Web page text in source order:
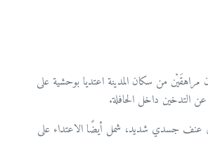
عنف خطيرة داخل حافلة خط 353، حيث يُشتبه بأن مراهقَيْن من سكان المدينة اعتديا بوحشية على
التدخين داخل الحافلة.
عنف جسدي شديد، شمل أيضًا الاعتداء على